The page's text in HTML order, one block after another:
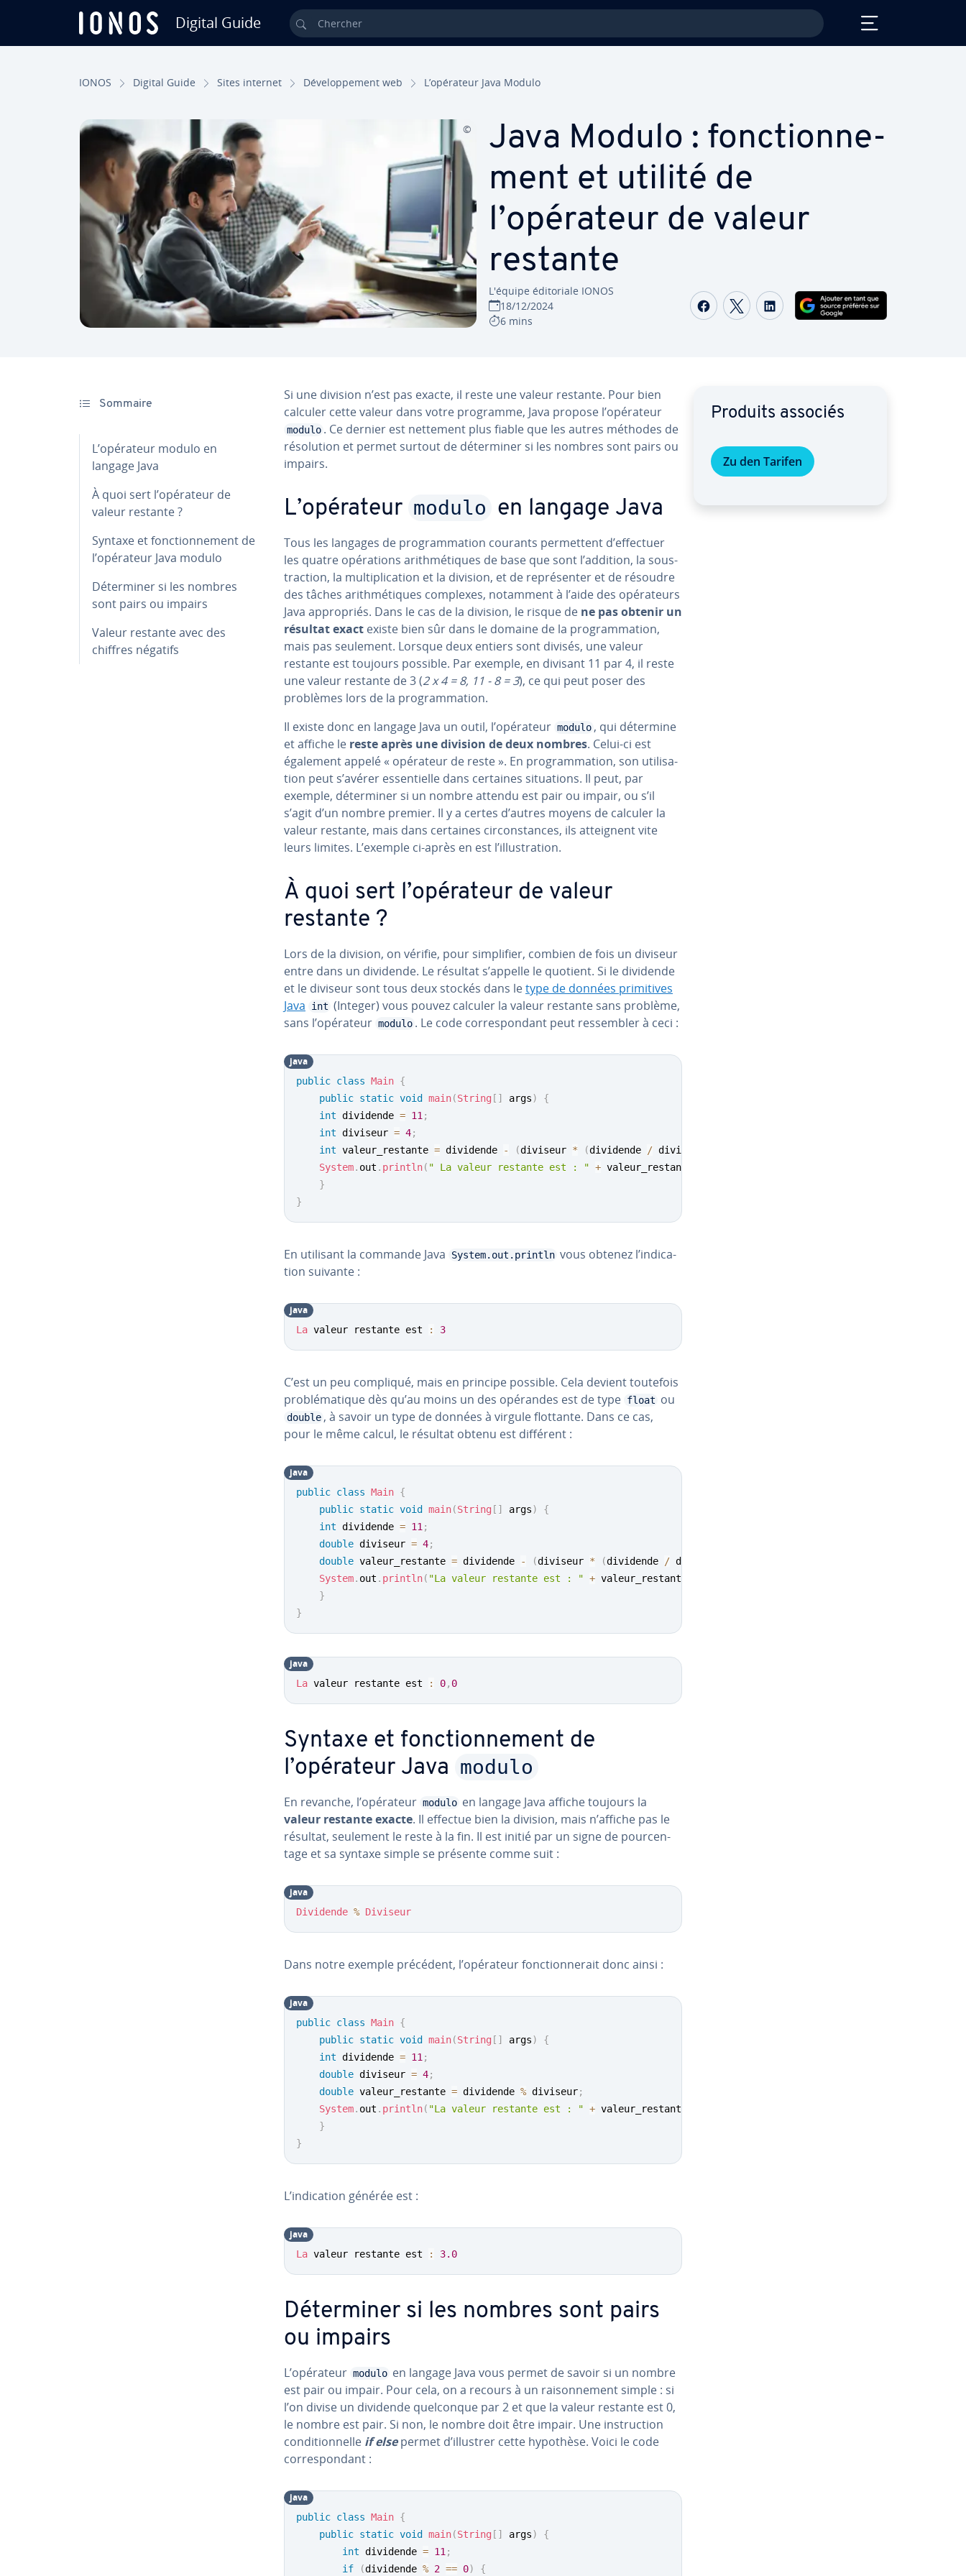
Digital Guide Chercher
IONOS Digital Guide Sites internet Dé­ve­lop­pe­ment web L’opérateur Java Modulo
Java Modulo : fonc­tion­ne­
ment et utilité de
l’opérateur de valeur
restante
L'équipe édi­to­riale IONOS
18/12/2024
6 mins
Partager sur Facebook
Partager sur Twitter
Partager sur LinkedIn
Sommaire
L’opérateur modulo en
langage Java
À quoi sert l’opérateur de
valeur restante ?
Syntaxe et fonc­tion­ne­ment de
l’opérateur Java modulo
Dé­ter­mi­ner si les nombres
sont pairs ou impairs
Valeur restante avec des
chiffres négatifs
Si une division n’est pas exacte, il reste une valeur restante. Pour bien
calculer cette valeur dans votre programme, Java propose l’opérateur
modulo . Ce dernier est nettement plus fiable que les autres méthodes de
ré­so­lu­tion et permet surtout de dé­ter­mi­ner si les nombres sont pairs ou
impairs.
L’opérateur modulo en langage Java
Tous les langages de pro­gram­ma­tion courants per­met­tent d’effectuer
les quatre opé­ra­tions arith­mé­tiques de base que sont l’addition, la sous­
trac­tion, la mul­ti­pli­ca­tion et la division, et de re­pré­sen­ter et de résoudre
des tâches arith­mé­tiques complexes, notamment à l’aide des opé­ra­teurs
Java ap­pro­priés. Dans le cas de la division, le risque de ne pas obtenir un
résultat exact existe bien sûr dans le domaine de la pro­gram­ma­tion,
mais pas seulement. Lorsque deux entiers sont divisés, une valeur
restante est toujours possible. Par exemple, en divisant 11 par 4, il reste
une valeur restante de 3 (2 x 4 = 8, 11 - 8 = 3), ce qui peut poser des
problèmes lors de la pro­gram­ma­tion.
Il existe donc en langage Java un outil, l’opérateur modulo , qui détermine
et affiche le reste après une division de deux nombres. Celui-ci est
également appelé « opérateur de reste ». En pro­gram­ma­tion, son uti­li­sa­
tion peut s’avérer es­sen­tielle dans certaines si­tua­tions. Il peut, par
exemple, dé­ter­mi­ner si un nombre attendu est pair ou impair, ou s’il
s’agit d’un nombre premier. Il y a certes d’autres moyens de calculer la
valeur restante, mais dans certaines cir­cons­tances, ils at­teig­nent vite
leurs limites. L’exemple ci-après en est l’il­lus­tra­tion.
À quoi sert l’opérateur de valeur
restante ?
Lors de la division, on vérifie, pour sim­pli­fier, combien de fois un diviseur
entre dans un dividende. Le résultat s’appelle le quotient. Si le dividende
et le diviseur sont tous deux stockés dans letype de données pri­mi­tives
Java
int (Integer) vous pouvez calculer la valeur restante sans problème,
sans l’opérateur modulo . Le code cor­res­pon­dant peut res­sem­bler à ceci :
public class Main {
public static void main(String [ ] args)
{
int dividende = 11 ;
int diviseur = 4;
int valeur_restante = dividende - (diviseur * (dividende / diviseur
System. out . println( " La valeur restante est : " + valeur_restante
}
}
java
En utilisant la commande Java System.out.println vous obtenez l’in­di­ca­
tion suivante :
La valeur restante est : 3
java
C’est un peu compliqué, mais en principe possible. Cela devient toutefois
pro­blé­ma­tique dès qu’au moins un des opérandes est de type float ou
double , à savoir un type de données à virgule flottante. Dans ce cas,
pour le même calcul, le résultat obtenu est différent :
public class Main {
public static void main(String [ ] args)
{
int dividende = 11 ;
double diviseur = 4;
double valeur_restante = dividende - (diviseur * (dividende / diviseur
System. out . println( "La valeur restante est : " + valeur_restante
}
}
java
La valeur restante est : 0, 0
java
Syntaxe et fonc­tion­ne­ment de
l’opérateur Java modulo
En revanche, l’opérateur modulo en langage Java affiche toujours la
valeur restante exacte. Il effectue bien la division, mais n’affiche pas le
résultat, seulement le reste à la fin. Il est initié par un signe de pour­cen­
tage et sa syntaxe simple se présente comme suit :
Dividende % Diviseur
java
Dans notre exemple précédent, l’opérateur fonc­tion­ne­rait donc ainsi :
public class Main {
public static void main(String [ ] args)
{
int dividende = 11 ;
double diviseur = 4;
double valeur_restante = dividende % diviseur;
System. out . println( "La valeur restante est : " + valeur_restante
}
}
java
L’in­di­ca­tion générée est :
La valeur restante est : 3.0
java
Dé­ter­mi­ner si les nombres sont pairs
ou impairs
L’opérateur modulo en langage Java vous permet de savoir si un nombre
est pair ou impair. Pour cela, on a recours à un rai­son­ne­ment simple : si
l’on divise un dividende quel­conque par 2 et que la valeur restante est 0,
le nombre est pair. Si non, le nombre doit être impair. Une ins­truc­tion
con­di­tion­nelle if elsepermet d’illustrer cette hypothèse. Voici le code
cor­res­pon­dant :
public class Main {
public static void main(String [ ] args)
{
int dividende = 11 ;
if
(dividende % 2 == 0) {
java
Produits associés
Zu den Tarifen